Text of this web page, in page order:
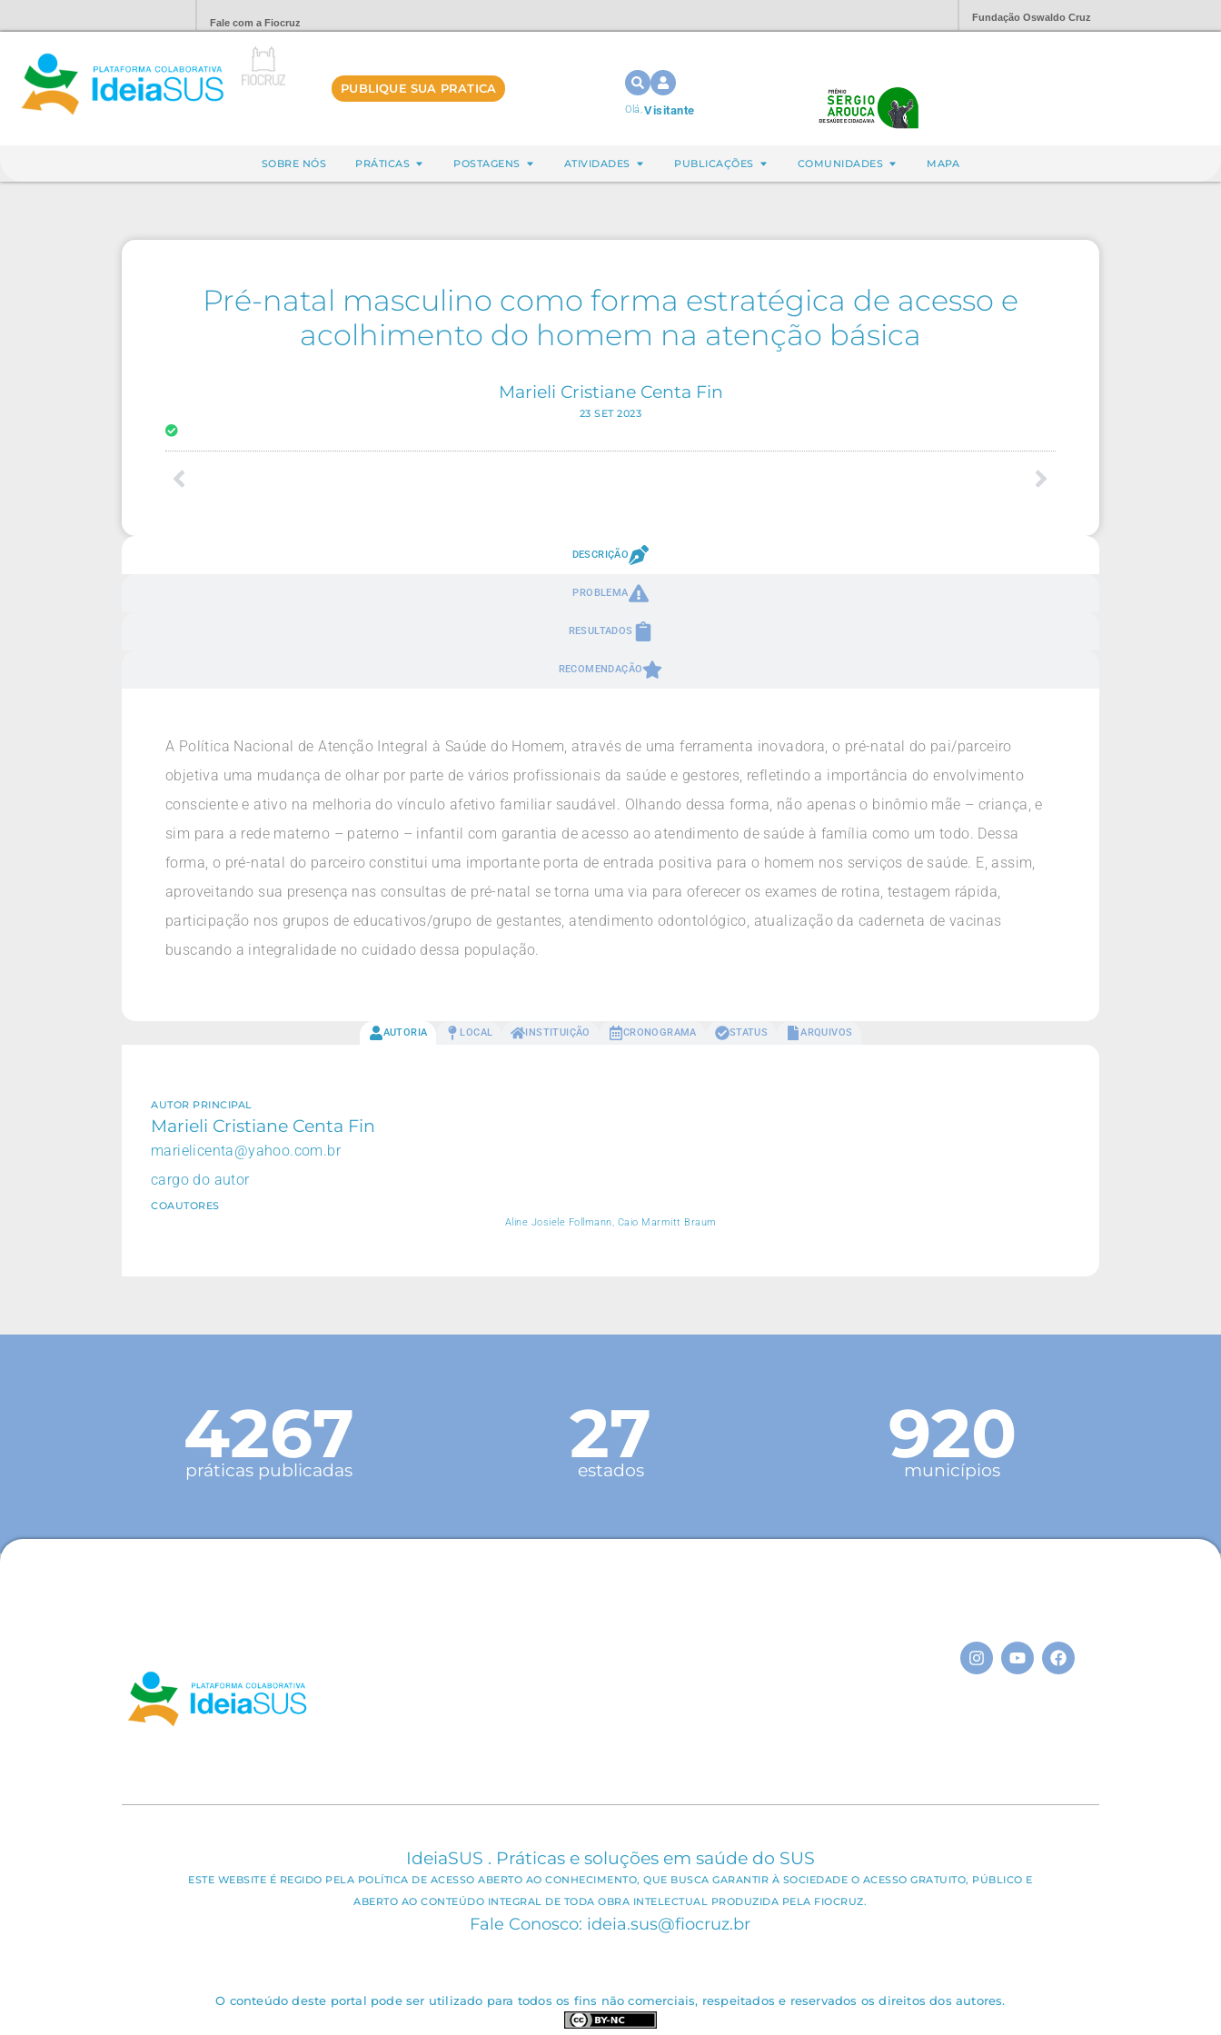
Fale com a Fiocruz Fundação Oswaldo Cruz
PUBLIQUE SUA PRATICA
Olá,Visitante
SOBRE NÓS PRÁTICAS POSTAGENS ATIVIDADES PUBLICAÇÕES COMUNIDADES MAPA
Pré-natal masculino como forma estratégica de acesso e
acolhimento do homem na atenção básica
Marieli Cristiane Centa Fin
23 SET 2023
DESCRIÇÃO
PROBLEMA
RESULTADOS
RECOMENDAÇÃO
A Política Nacional de Atenção Integral à Saúde do Homem, através de uma ferramenta inovadora, o pré-natal do pai/parceiro
objetiva uma mudança de olhar por parte de vários profissionais da saúde e gestores, refletindo a importância do envolvimento
consciente e ativo na melhoria do vínculo afetivo familiar saudável. Olhando dessa forma, não apenas o binômio mãe – criança, e
sim para a rede materno – paterno – infantil com garantia de acesso ao atendimento de saúde à família como um todo. Dessa
forma, o pré-natal do parceiro constitui uma importante porta de entrada positiva para o homem nos serviços de saúde. E, assim,
aproveitando sua presença nas consultas de pré-natal se torna uma via para oferecer os exames de rotina, testagem rápida,
participação nos grupos de educativos/grupo de gestantes, atendimento odontológico, atualização da caderneta de vacinas
buscando a integralidade no cuidado dessa população.
AUTORIA LOCAL INSTITUIÇÃO CRONOGRAMA STATUS ARQUIVOS
AUTOR PRINCIPAL
Marieli Cristiane Centa Fin
marielicenta@yahoo.com.br
cargo do autor
COAUTORES
Aline Josiele Follmann, Caio Marmitt Braum
4267
práticas publicadas 27
estados 920
municípios
IdeiaSUS . Práticas e soluções em saúde do SUS
ESTE WEBSITE É REGIDO PELA POLÍTICA DE ACESSO ABERTO AO CONHECIMENTO, QUE BUSCA GARANTIR À SOCIEDADE O ACESSO GRATUITO, PÚBLICO E
ABERTO AO CONTEÚDO INTEGRAL DE TODA OBRA INTELECTUAL PRODUZIDA PELA FIOCRUZ.
Fale Conosco: ideia.sus@fiocruz.br
O conteúdo deste portal pode ser utilizado para todos os fins não comerciais, respeitados e reservados os direitos dos autores.